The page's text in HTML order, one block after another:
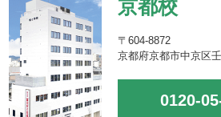
京都校
〒604-8872
京都府京都市中京区
0120-